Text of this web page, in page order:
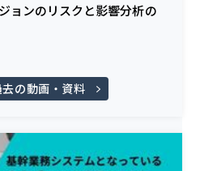
ョンのリスクと影響分析の
の動画・資料